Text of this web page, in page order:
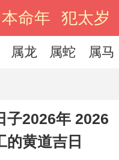
本命年 犯太岁
属龙 属蛇 属马
子2026年 2026
的黄道吉日